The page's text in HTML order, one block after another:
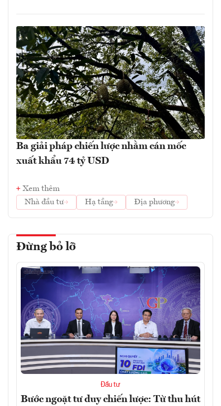
Ba giải pháp chiến lược nhằm cán mốc
xuất khẩu 74 tỷ USD
Xem thêm
Nhà đầu tư
Hạ tầng Địa phương
Đừng bỏ lỡ
Đầu tư
Bước ngoặt tư duy chiến lược: Từ thu hút